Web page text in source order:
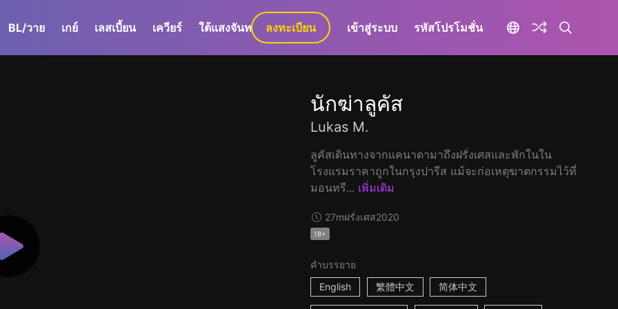
BL/วาย เกย์ เลสเบี้ยน เควียร์ ใต้แสงจันทร์ GaLa+
ลงทะเบียน เข้าสู่ระบบ รหัสโปรโมชั่น
นักฆ่าลูคัส
Lukas M.
ลูคัสเดินทางจากแคนาดามาถึงฝรั่งเศสและพักในใน
โรงแรมราคาถูกในกรุงปารีส แม้จะก่อเหตุฆาตกรรมไว้ที่
มอนทรี... เพิ่มเติม
27mฝรั่งเศส2020
18+
คำบรรยาย
English
繁體中文 简体中文